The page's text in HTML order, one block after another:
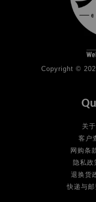
Copyright ©
关
客户
网购条
隐私
退换货
快递与